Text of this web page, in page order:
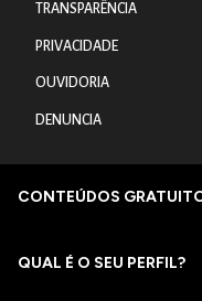
TRANSPARÊNCIA
PRIVACIDADE
OUVIDORIA
DENUNCIA
CONTEÚDOS
QUAL É O SEU PERFIL?